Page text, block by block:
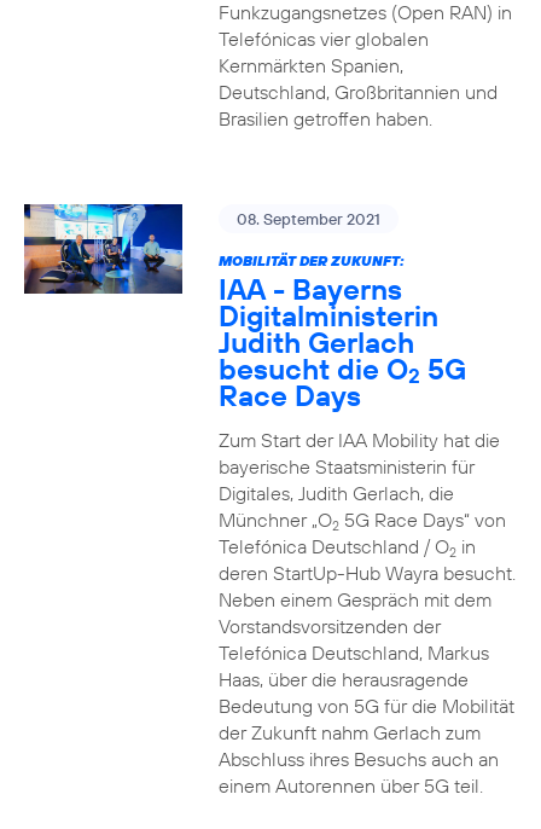
Funkzugangsnetzes (Open RAN) in
Telefónicas vier globalen
Kernmärkten Spanien,
Deutschland, Großbritannien und
Brasilien getroffen haben.
08. September 2021
MOBILITÄT DER ZUKUNFT:
IAA - Bayerns
Digitalministerin
Judith Gerlach
besucht die O2 5G
Race Days
Zum Start der IAA Mobility hat die
bayerische Staatsministerin für
Digitales, Judith Gerlach, die
Münchner „O25G Race Days“ von
Telefónica Deutschland / O2in
deren StartUp-Hub Wayra besucht.
Neben einem Gespräch mit dem
Vorstandsvorsitzenden der
Telefónica Deutschland, Markus
Haas, über die herausragende
Bedeutung von 5G für die Mobilität
der Zukunft nahm Gerlach zum
Abschluss ihres Besuchs auch an
einem Autorennen über 5G teil.